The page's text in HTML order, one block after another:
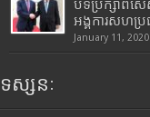
បទីប្រឹក្សាពិស
អង្គការសហប្រ
January 11, 2020
ទស្សនៈ